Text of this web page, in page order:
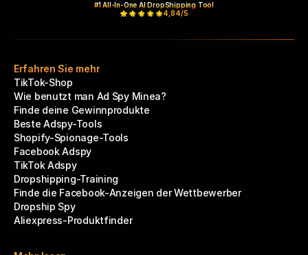
#1 All-In-One AI DropShipping Tool
4,84/5
Erfahren Sie mehr
TikTok-Shop
Wie benutzt man Ad Spy Minea?
Finde deine Gewinnprodukte
Beste Adspy-Tools
Shopify-Spionage-Tools
Facebook Adspy
TikTok Adspy
Dropshipping-Training
Finde die Facebook-Anzeigen der Wettbewerber
Dropship Spy
Aliexpress-Produktfinder